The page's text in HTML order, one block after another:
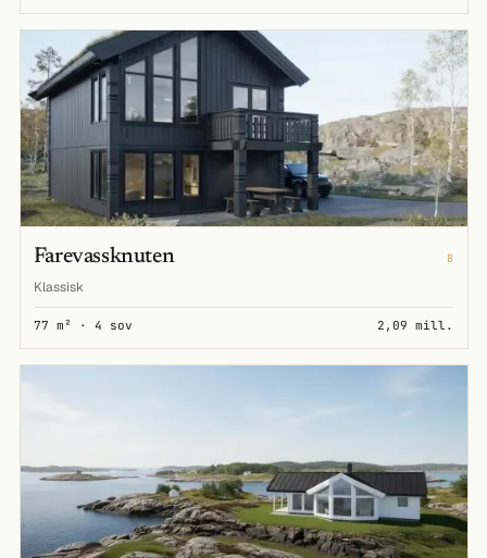
Farevassknuten B
Klassisk
77 m² · 4 sov 2,09 mill.